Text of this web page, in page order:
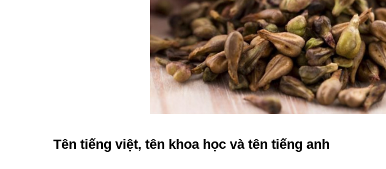
Tên tiếng việt, tên khoa học và tên tiếng anh